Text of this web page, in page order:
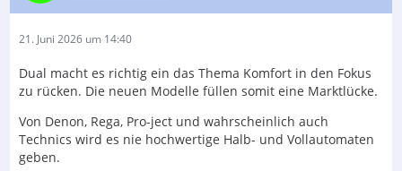
21. Juni 2026 um 14:40
Dual macht es richtig ein das Thema Komfort in den Fokus
zu rücken. Die neuen Modelle füllen somit eine Marktlücke.
Von Denon, Rega, Pro-ject und wahrscheinlich auch
Technics wird es nie hochwertige Halb- und Vollautomaten
geben.